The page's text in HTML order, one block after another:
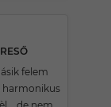
felem
harmonikus